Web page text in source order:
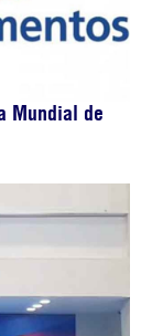
Mundial de